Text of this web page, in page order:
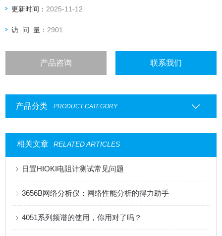
更新时间：2025-11-12
访 问 量：2901
产品咨询 联系我们
产品分类 PRODUCT CATEGORY
相关文章 RELATED ARTICLES
日置HIOKI电阻计测试常见问题
3656B网络分析仪：网络性能分析的得力助手
4051系列频谱的使用，你用对了吗？